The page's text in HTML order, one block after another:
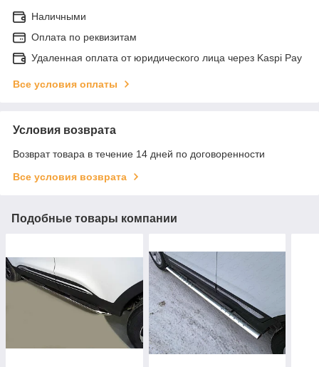
Наличными
Оплата по реквизитам
Удаленная оплата от юридического лица через Kaspi Pay
Все условия оплаты
Условия возврата
Возврат товара в течение 14 дней по договоренности
Все условия возврата
Подобные товары компании